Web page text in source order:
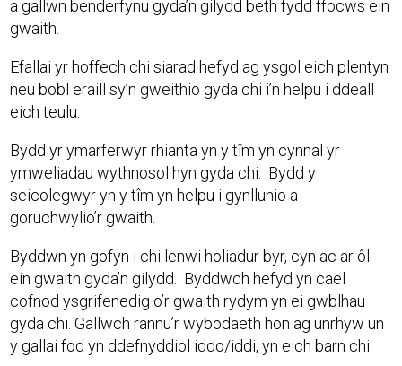
a gallwn benderfynu gyda’n gilydd beth fydd ffocws ein
gwaith.
Efallai yr hoffech chi siarad hefyd ag ysgol eich plentyn
neu bobl eraill sy’n gweithio gyda chi i’n helpu i ddeall
eich teulu.
Bydd yr ymarferwyr rhianta yn y tîm yn cynnal yr
ymweliadau wythnosol hyn gyda chi. Bydd y
seicolegwyr yn y tîm yn helpu i gynllunio a
goruchwylio’r gwaith.
Byddwn yn gofyn i chi lenwi holiadur byr, cyn ac ar ôl
ein gwaith gyda’n gilydd. Byddwch hefyd yn cael
cofnod ysgrifenedig o’r gwaith rydym yn ei gwblhau
gyda chi. Gallwch rannu’r wybodaeth hon ag unrhyw un
y gallai fod yn ddefnyddiol iddo/iddi, yn eich barn chi.